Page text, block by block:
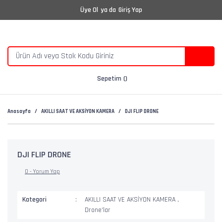
Üye Ol ya da Giriş Yap
Sepetim
Anasayfa AKILLI SAAT VE AKSİYON KAMERA DJI FLIP DRONE
DJI FLIP DRONE
0 - Yorum Yap
Kategori AKILLI SAAT VE AKSİYON KAMERA ,
Drone'lar